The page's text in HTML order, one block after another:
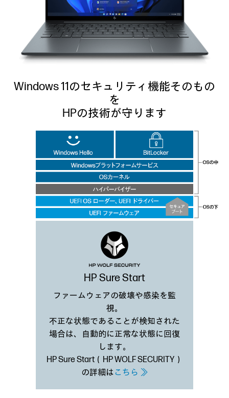
Windows 11のセキュリティ機能そのもの
を
HPの技術が守ります
HP Sure Start
ファームウェアの破壊や感染を監
視。
不正な状態であることが検知された
場合は、自動的に正常な状態に回復
します。
HP Sure Start（HP WOLF SECURITY）
の詳細はこちら ≫